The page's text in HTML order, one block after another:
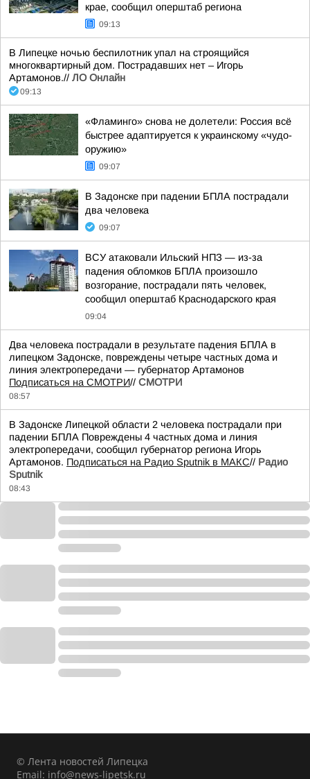
крае, сообщил оперштаб региона
09:13
В Липецке ночью беспилотник упал на строящийся
многоквартирный дом. Пострадавших нет – Игорь
Артамонов.// ЛО Онлайн
09:13
«Фламинго» снова не долетели: Россия всё
быстрее адаптируется к украинскому «чудо-
оружию»
09:07
В Задонске при падении БПЛА пострадали
два человека
09:07
ВСУ атаковали Ильский НПЗ — из-за
падения обломков БПЛА произошло
возгорание, пострадали пять человек,
сообщил оперштаб Краснодарского края
09:04
Два человека пострадали в результате падения БПЛА в
липецком Задонске, повреждены четыре частных дома и
линия электропередачи — губернатор Артамонов
Подписаться на СМОТРИ// СМОТРИ
08:57
В Задонске Липецкой области 2 человека пострадали при
падении БПЛА Повреждены 4 частных дома и линия
электропередачи, сообщил губернатор региона Игорь
Артамонов. Подписаться на Радио Sputnik в МАКС// Радио
Sputnik
08:43
© Лента новостей Липецка
Email: info@news-lipetsk.ru